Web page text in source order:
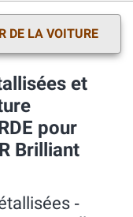
DE LA VOITURE
et
pour
Brilliant
‐